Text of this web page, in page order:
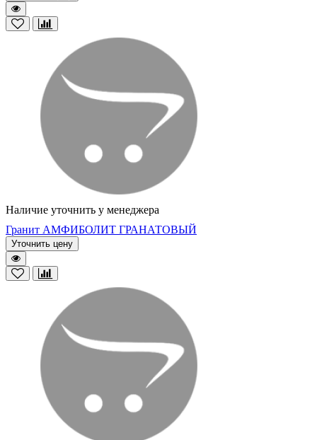
Наличие уточнить у менеджера
Гранит АМФИБОЛИТ ГРАНАТОВЫЙ
Уточнить цену